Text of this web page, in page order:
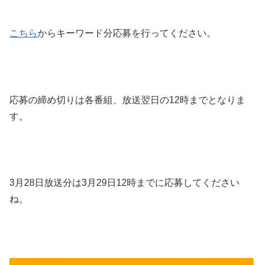
こちらからキーワード分応募を行ってください。
応募の締め切りは各番組、放送翌日の12時までとなりま
す。
3月28日放送分は3月29日12時までに応募してください
ね。